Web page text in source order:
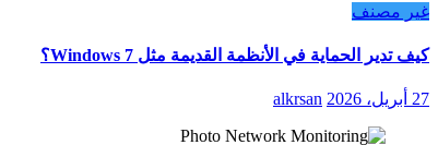
غير مصنف
كيف تدير الحماية في الأنظمة القديمة مثل Windows 7؟
27 أبريل، 2026 alkrsan